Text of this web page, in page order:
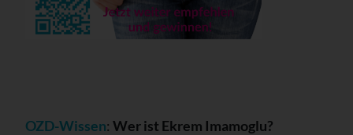
OZD-Wissen: Wer ist Ekrem Imamoglu?